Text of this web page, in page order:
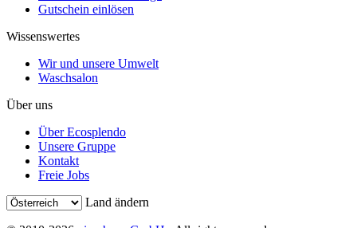
Gutschein einlösen
Wissenswertes
Wir und unsere Umwelt
Waschsalon
Über uns
Über Ecosplendo
Unsere Gruppe
Kontakt
Freie Jobs
Land ändern